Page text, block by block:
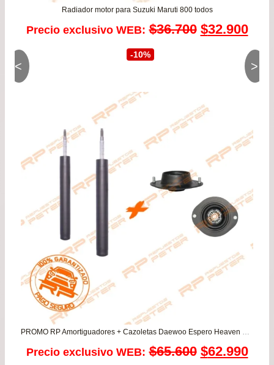
Radiador motor para Suzuki Maruti 800 todos
Precio exclusivo WEB: $36.700 El
original
era:
$32.900El
-10%
PROMO RP Amortiguadores + Cazoletas Daewoo Espero Heaven Pointer Racer 1.5
Precio exclusivo WEB: $65.600 El
$62.990El
< >